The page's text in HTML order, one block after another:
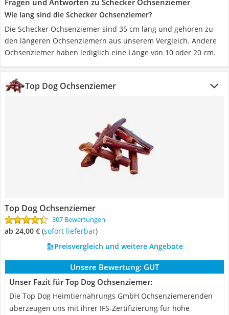
Fragen und Antworten zu Schecker Ochsenziemer
Wie lang sind die Schecker Ochsenziemer?
Die Schecker Ochsenziemer sind 35 cm lang und gehören zu
den längeren Ochsenziemern aus unserem Vergleich. Andere
Ochsenziemer haben lediglich eine Länge von 10 oder 20 cm.
Top Dog Ochsenziemer
Top Dog Ochsenziemer
307 Bewertungen
ab 24,00 € ( Sofort lieferbar)
Preisvergleich und weitere Angebote
Unsere Bewertung: GUT
Unser Fazit für Top Dog Ochsenziemer:
Die Top Dog Heimtiernahrungs GmbH Ochsenziemerenden
überzeugen uns mit ihrer IFS-Zertifizierung für hohe